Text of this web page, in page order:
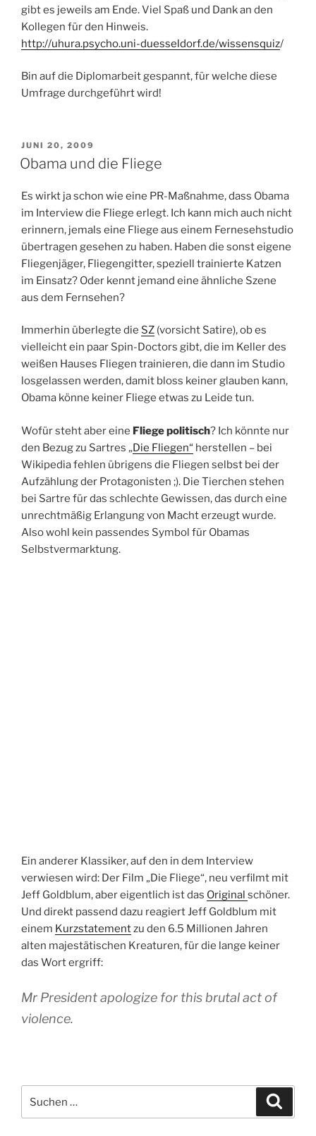
gibt es jeweils am Ende. Viel Spaß und Dank an den
Kollegen für den Hinweis.
http://uhura.psycho.uni-duesseldorf.de/wissensquiz/
Bin auf die Diplomarbeit gespannt, für welche diese
Umfrage durchgeführt wird!
VERÖFFENTLICHT
AM
JUNI 20, 2009
Obama und die Fliege
Es wirkt ja schon wie eine PR-Maßnahme, dass Obama
im Interview die Fliege erlegt. Ich kann mich auch nicht
erinnern, jemals eine Fliege aus einem Fernesehstudio
übertragen gesehen zu haben. Haben die sonst eigene
Fliegenjäger, Fliegengitter, speziell trainierte Katzen
im Einsatz? Oder kennt jemand eine ähnliche Szene
aus dem Fernsehen?
Immerhin überlegte die SZ (vorsicht Satire), ob es
vielleicht ein paar Spin-Doctors gibt, die im Keller des
weißen Hauses Fliegen trainieren, die dann im Studio
losgelassen werden, damit bloss keiner glauben kann,
Obama könne keiner Fliege etwas zu Leide tun.
Wofür steht aber eine Fliege politisch? Ich könnte nur
den Bezug zu Sartres „Die Fliegen“ herstellen – bei
Wikipedia fehlen übrigens die Fliegen selbst bei der
Aufzählung der Protagonisten ;). Die Tierchen stehen
bei Sartre für das schlechte Gewissen, das durch eine
unrechtmäßig Erlangung von Macht erzeugt wurde.
Also wohl kein passendes Symbol für Obamas
Selbstvermarktung.
Ein anderer Klassiker, auf den in dem Interview
verwiesen wird: Der Film „Die Fliege“, neu verfilmt mit
Jeff Goldblum, aber eigentlich ist das Original schöner.
Und direkt passend dazu reagiert Jeff Goldblum mit
einem Kurzstatementzu den 6.5 Millionen Jahren
alten majestätischen Kreaturen, für die lange keiner
das Wort ergriff:
Mr President apologize for this brutal act of
violence.
nach: